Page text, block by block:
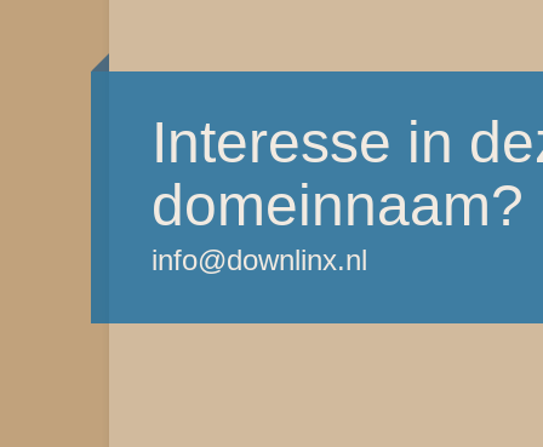
Interesse in
domeinnaam?
info@downlinx.nl